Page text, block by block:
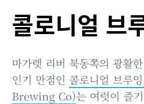
콜로니얼 브
마가렛 리버 북동쪽의 광활
인기 만점인 콜로니얼 브루
Brewing Co)는 여럿이 즐